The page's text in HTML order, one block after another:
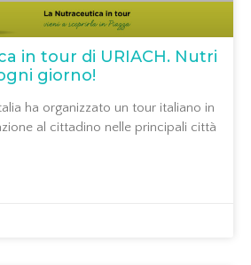
in tour di URIACH. Nutri
giorno!
ha organizzato un tour italiano in
al cittadino nelle principali città